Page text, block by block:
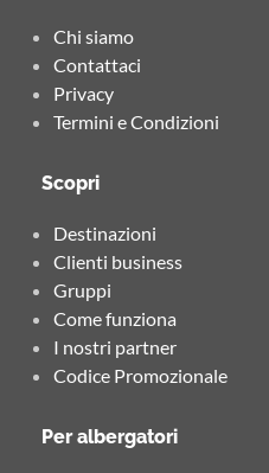
Chi siamo
Contattaci
Privacy
Termini e Condizioni
Scopri
Destinazioni
Clienti business
Gruppi
Come funziona
I nostri partner
Codice Promozionale
Per albergatori